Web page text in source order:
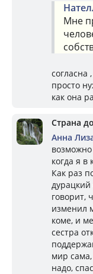
Мне
согласна
просто
как она
Страна
Анна
когда я
Как раз
дурацкий
говорит,
изменил
коме, и
сестра
мир
надо,